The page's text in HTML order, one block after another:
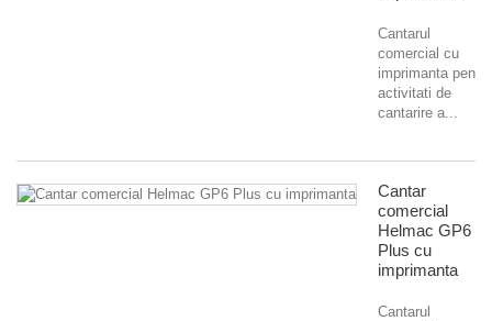
Cantarul
comercial cu
imprimanta pentru
activitati de
cantarire a...
Cantar
comercial
Helmac GP6
Plus cu
imprimanta
Cantarul